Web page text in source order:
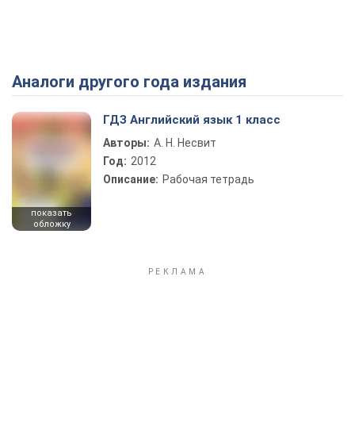
Play Video
Аналоги другого года издания
показать
обложку
ГДЗ Английский язык 1 класс
Авторы: А. Н. Несвит
Год: 2012
Описание: Рабочая тетрадь